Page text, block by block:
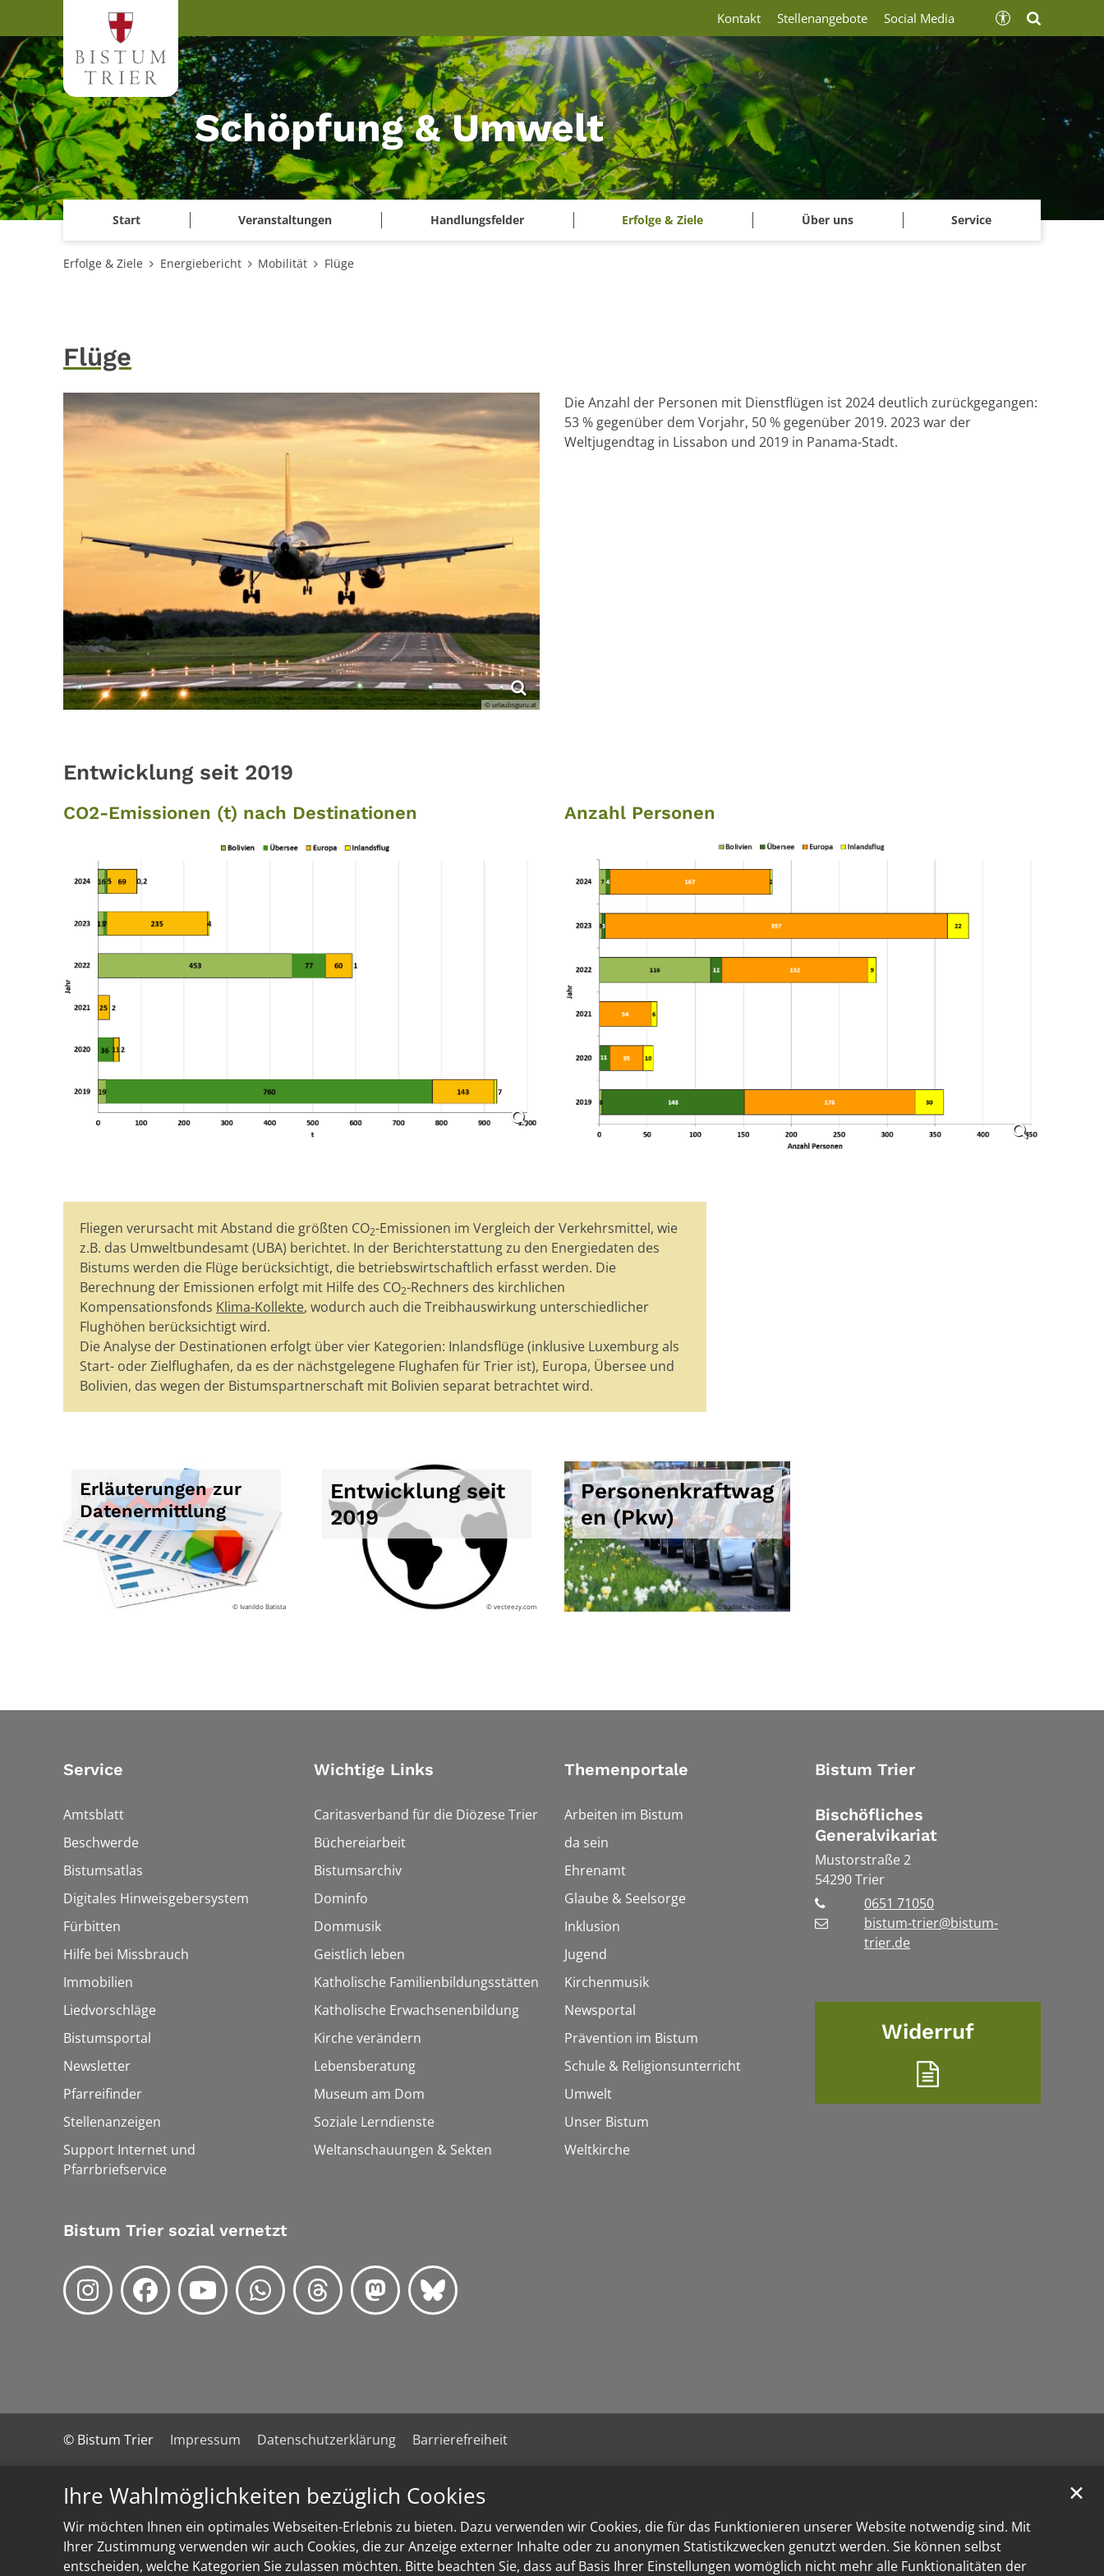
Ihre Wahlmöglichkeiten bezüglich Cookies
Wir möchten Ihnen ein optimales Webseiten-Erlebnis zu bieten. Dazu verwenden wir Cookies, die für das Funktionieren unserer Website notwendig sind. Mit
Ihrer Zustimmung verwenden wir auch Cookies, die zur Anzeige externer Inhalte oder zu anonymen Statistikzwecken genutzt werden. Sie können selbst
entscheiden, welche Kategorien Sie zulassen möchten. Bitte beachten Sie, dass auf Basis Ihrer Einstellungen womöglich nicht mehr alle Funktionalitäten der
✕
Zum Inhalt springen
Schöpfung & Umwelt
Start Veranstaltungen Handlungsfelder Erfolge & Ziele Über uns Service
Kontakt Stellenangebote Social Media
Erfolge & Ziele Energiebericht Mobilität Flüge
Flüge
© urlaubsguru.at
Die Anzahl der Personen mit Dienstflügen ist 2024 deutlich zurückgegangen:
53 % gegenüber dem Vorjahr, 50 % gegenüber 2019. 2023 war der
Weltjugendtag in Lissabon und 2019 in Panama-Stadt.
Entwicklung seit 2019
CO2-Emissionen (t) nach Destinationen Anzahl Personen
Fliegen verursacht mit Abstand die größten CO2-Emissionen im Vergleich der Verkehrsmittel, wie
z.B. das Umweltbundesamt (UBA) berichtet. In der Berichterstattung zu den Energiedaten des
Bistums werden die Flüge berücksichtigt, die betriebswirtschaftlich erfasst werden. Die
Berechnung der Emissionen erfolgt mit Hilfe des CO2-Rechners des kirchlichen
Kompensationsfonds Klima-Kollekte, wodurch auch die Treibhauswirkung unterschiedlicher
Flughöhen berücksichtigt wird.
Die Analyse der Destinationen erfolgt über vier Kategorien: Inlandsflüge (inklusive Luxemburg als
Start- oder Zielflughafen, da es der nächstgelegene Flughafen für Trier ist), Europa, Übersee und
Bolivien, das wegen der Bistumspartnerschaft mit Bolivien separat betrachtet wird.
Erläuterungen zur
Datenermittlung
© Ivanildo Batista
Entwicklung seit
2019
© vecteezy.com
Personenkraftwag
en (Pkw)
© badische-zeitung.de
Service
Amtsblatt
Beschwerde
Bistumsatlas
Digitales Hinweisgebersystem
Fürbitten
Hilfe bei Missbrauch
Immobilien
Liedvorschläge
Bistumsportal
Newsletter
Pfarreifinder
Stellenanzeigen
Support Internet und
Pfarrbriefservice
Wichtige Links
Caritasverband für die Diözese Trier
Büchereiarbeit
Bistumsarchiv
Dominfo
Dommusik
Geistlich leben
Katholische Familienbildungsstätten
Katholische Erwachsenenbildung
Kirche verändern
Lebensberatung
Museum am Dom
Soziale Lerndienste
Weltanschauungen & Sekten
Themenportale
Arbeiten im Bistum
da sein
Ehrenamt
Glaube & Seelsorge
Inklusion
Jugend
Kirchenmusik
Newsportal
Prävention im Bistum
Schule & Religionsunterricht
Umwelt
Unser Bistum
Weltkirche
Bistum Trier
Bischöfliches
Generalvikariat
Mustorstraße 2
54290Trier
0651 71050
bistum-trier@bistum-
trier.de
Widerruf
Bistum Trier sozial vernetzt
© Bistum Trier Impressum Datenschutzerklärung Barrierefreiheit